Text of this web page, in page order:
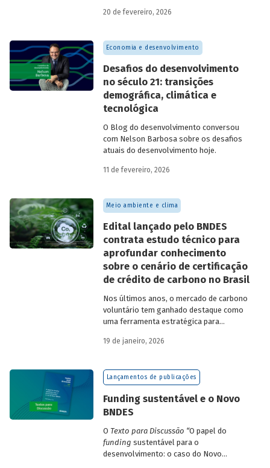
quanto para a história do
Brasil, está o lançamento da publicação
“BNDES Exim: 35 anos de apoio às
20 de fevereiro, 2026
Economia e desenvolvimento
Desafios do desenvolvimento
no século 21: transições
demográfica, climática e
tecnológica
O Blog do desenvolvimento conversou
com Nelson Barbosa sobre os desafios
atuais do desenvolvimento hoje.
11 de fevereiro, 2026
Meio ambiente e clima
Edital lançado pelo BNDES
contrata estudo técnico para
aprofundar conhecimento
sobre o cenário de certificação
de crédito de carbono no Brasil
Nos últimos anos, o mercado de carbono
voluntário tem ganhado destaque como
uma ferramenta estratégica para
de carbono e demonstrar compromisso
19 de janeiro, 2026
Lançamentos de publicações
Funding sustentável e o Novo
BNDES
O Texto para Discussão “O papel do
funding sustentável para o
desenvolvimento: o caso do Novo